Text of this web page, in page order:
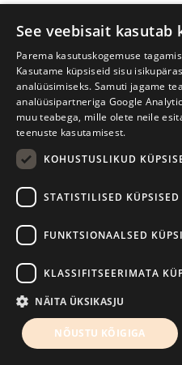
+372 7427079
See veebisait kasutab
Parema kasutuskogemuse
Kasutame küpsiseid sisu
analüüsimiseks. Samuti jagame
analüüsipartneriga Google
muu teabega, mille olete neile
teenuste kasutamisest.
KOHUSTUSLIKUD
STATISTILISED KÜPSISED
FUNKTSIONAALSED
KLASSIFITSEERIMATA
NÄITA ÜKSIKASJU
NÕUSTU KÕIGIGA